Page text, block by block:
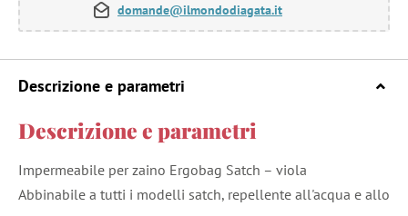
domande@ilmondodiagata.it
Descrizione e parametri
Descrizione e parametri
Impermeabile per zaino Ergobag Satch – viola
Abbinabile a tutti i modelli satch, repellente all'acqua e allo